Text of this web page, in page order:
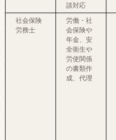
談対応
社会保険
労務士
労働・社
会保険や
年金、安
全衛生や
労使関係
の書類作
成、代理